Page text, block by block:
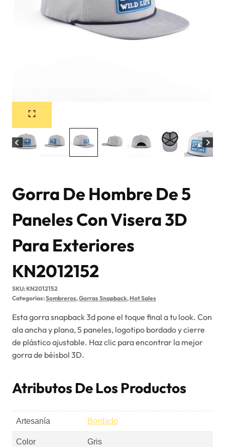
Gorra De Hombre De 5
Paneles Con Visera 3D
Para Exteriores
KN2012152
SKU:KN2012152
Categorías:Sombreros,Gorras Snapback,Hot Sales
Esta gorra snapback 3d pone el toque final a tu look. Con
ala ancha y plana, 5 paneles, logotipo bordado y cierre
de plástico ajustable. Haz clic para encontrar la mejor
gorra de béisbol 3D.
Atributos De Los Productos
Artesanía Bordado
Color Gris